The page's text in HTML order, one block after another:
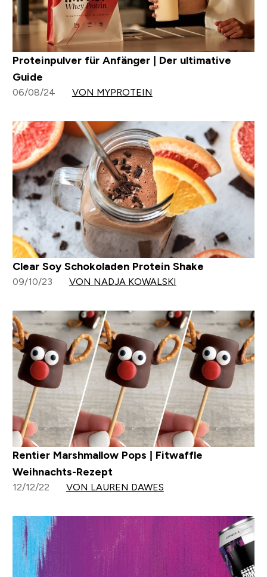
Proteinpulver für Anfänger | Der ultimative
Guide
06/08/24 VON MYPROTEIN
Clear Soy Schokoladen Protein Shake
09/10/23 VON NADJA KOWALSKI
Rentier Marshmallow Pops | Fitwaffle
Weihnachts-Rezept
12/12/22 VON LAUREN DAWES